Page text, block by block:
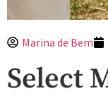
Marina de Bem
Select